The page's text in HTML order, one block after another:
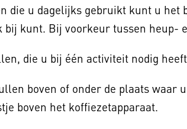
die u dagelijks gebruikt kunt u het
bij kunt. Bij voorkeur tussen heup-
die u bij één activiteit nodig
boven of onder de plaats waar
boven het koffiezetapparaat.